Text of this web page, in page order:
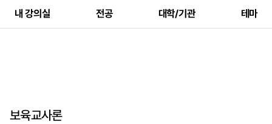
내 강의실 전공 대학/기관 테마
보육교사론